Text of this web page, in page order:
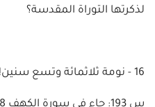
لذكرتها التوراة المقدسة؟
16 - نومة ثلاثمائة وتسع سنين!